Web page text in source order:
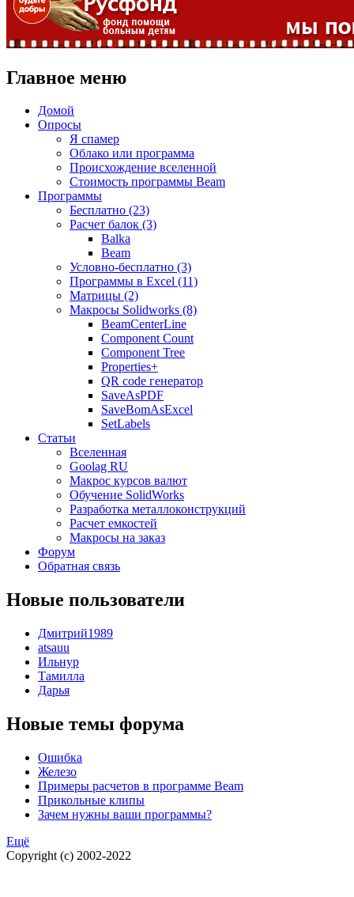
Главное меню
Домой
Опросы
Я спамер
Облако или программа
Происхождение вселенной
Стоимость программы Beam
Программы
Бесплатно (23)
Расчет балок (3)
Balka
Beam
Условно-бесплатно (3)
Программы в Excel (11)
Матрицы (2)
Макросы Solidworks (8)
BeamCenterLine
Component Count
Component Tree
Properties+
QR code генератор
SaveAsPDF
SaveBomAsExcel
SetLabels
Статьи
Вселенная
Goolag RU
Макрос курсов валют
Обучение SolidWorks
Разработка металлоконструкций
Расчет емкостей
Макросы на заказ
Форум
Обратная связь
Новые пользователи
Дмитрий1989
atsauu
Ильнур
Тамилла
Дарья
Новые темы форума
Ошибка
Железо
Примеры расчетов в программе Beam
Прикольные клипы
Зачем нужны ваши программы?
Ещё
Copyright (c) 2002-2022